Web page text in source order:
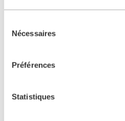
Nécessaires
Préférences
Statistiques